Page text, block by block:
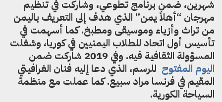
شهرين، ضمن برنامج تطوعي، وشاركت في تنظيم
مهرجان “أهلا يمن” الذي هدف إلى التعريف باليمن
من تراث وأزياء وموسيقى ومطبخ. كما أسهمت في
تأسيس أول اتحاد للطلاب اليمنيين في كوريا، وشغلت
المسؤولة الثقافية فيه. وفي 2019 شاركت ضمن
اليوم المفتوح للرسم، الذي دعا إليه فنان الغرافيتي
المقيم في فرنسا مراد سبيع. كما عملت مع منظمة
السياحة الكورية.